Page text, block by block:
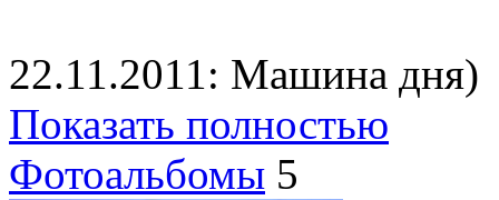
22.11.2011: Машина дня)
Показать полностью
Фотоальбомы 5